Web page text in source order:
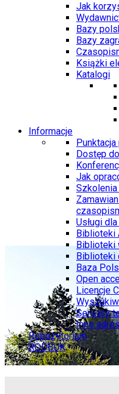
Jak
Bazy
Bazy
Książki
Katalogi
Informacje
Dostęp
Jak
Usługi
Biblioteki
Biblioteki
Biblioteki
Baza
Open
Licencje
Serwisy
Inne
Repozytorium
RODBUK